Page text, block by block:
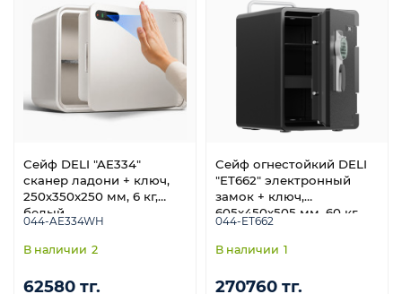
Сейф DELI "AE334"
сканер ладони + ключ,
250х350х250 мм, 6 кг,
белый
044-AE334WH
2
62580 тг.
Сейф огнестойкий DELI
"ET662" электронный
замок + ключ,
605х450х505 мм, 60 кг,
черный
044-ET662
1
270760 тг.